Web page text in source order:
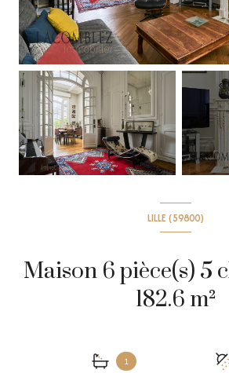
LILLE (59800)
Maison 6 pièce(s) 5 chambre(s)
182.6 m²
1